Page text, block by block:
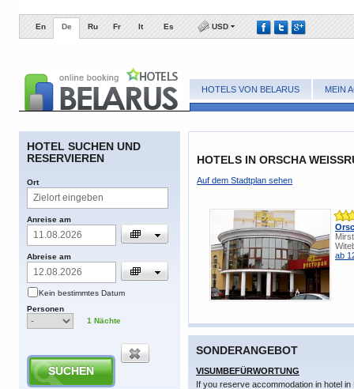
En De Ru Fr It Es USD
HOTELS VON BELARUS MEIN
​HOTEL SUCHEN UND
RESERVIEREN
​Ort
​Anreise am
​Abreise am
​Kein bestimmtes Datum
​Personen
1 ​Nächte
HOTELS IN ORSCHA
​Auf dem Stadtplan sehen
ab
SONDERANGEBOT
VISUMBEFÜRWORTUNG
If you reserve accommodation in hotel